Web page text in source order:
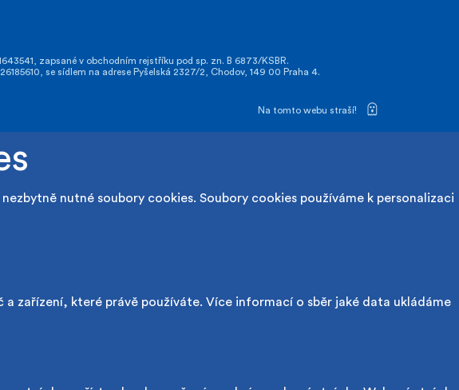
zapsané v obchodním rejstříku pod sp. zn. B 6873/KSBR.
se sídlem na adrese Pyšelská 2327/2, Chodov, 149 00 Praha 4.
Na tomto webu straší!
nutné soubory cookies. Soubory cookies používáme k personalizaci
zařízení, které právě používáte. Více informací o sběr jaké data ukládáme